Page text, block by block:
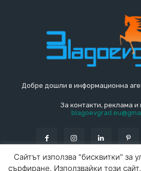
Добре дошли в информационна
За контакти, реклама и
Сайтът използва "бисквитки" за
сърфиране. Използвайки този